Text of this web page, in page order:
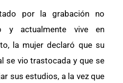
por la grabación no
y actualmente vive en
la mujer declaró que su
se vio trastocada y que se
sus estudios, a la vez que